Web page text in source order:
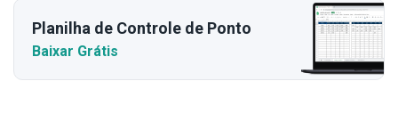
Planilha de Controle de Ponto
Baixar Grátis